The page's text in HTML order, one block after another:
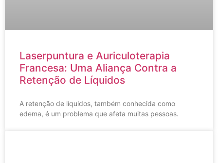
Laserpuntura e Auriculoterapia
Francesa: Uma Aliança Contra a
Retenção de Líquidos
A retenção de líquidos, também conhecida como
edema, é um problema que afeta muitas pessoas.